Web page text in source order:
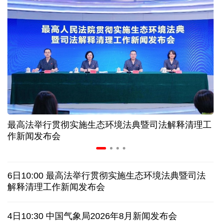
让药品更好触达患者 网络平台成多款新药首发渠道
科创转型到全球布局 上海出台规划让民企敢闯敢投
7月份中国仓储指数保持扩张 行业运行韧性较强
金价大反弹！黄金以旧换新业务火热，记者探访
宇树科技战略配售名单公布:DeepSeek、腾讯等在列
特朗普再签行政令 禁止“生育旅游”收紧“出生公民权”
伊朗拟禁止敌对方通行霍尔木兹海峡 对违规者重罚
最高法举行贯彻实施生态环境法典暨司法解释清理工
作新闻发布会
6日10:00 最高法举行贯彻实施生态环境法典暨司法
解释清理工作新闻发布会
4日10:30 中国气象局2026年8月新闻发布会